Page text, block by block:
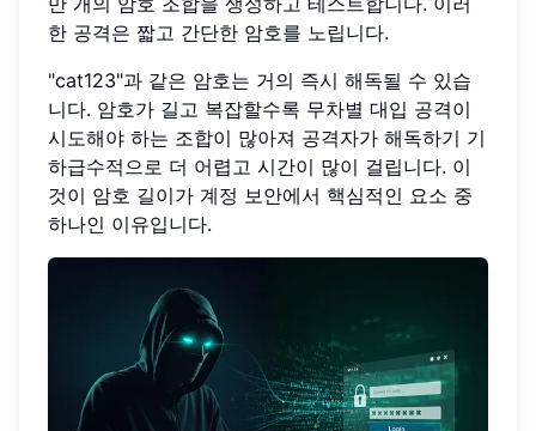
한 공격은 짧고 간단한 암호를 노립니다.
"cat123"과 같은 암호는 거의 즉시 해독될 수 있습
니다. 암호가 길고 복잡할수록 무차별 대입 공격이
시도해야 하는 조합이 많아져 공격자가 해독하기 기
하급수적으로 더 어렵고 시간이 많이 걸립니다. 이
것이 암호 길이가 계정 보안에서 핵심적인 요소 중
하나인 이유입니다.